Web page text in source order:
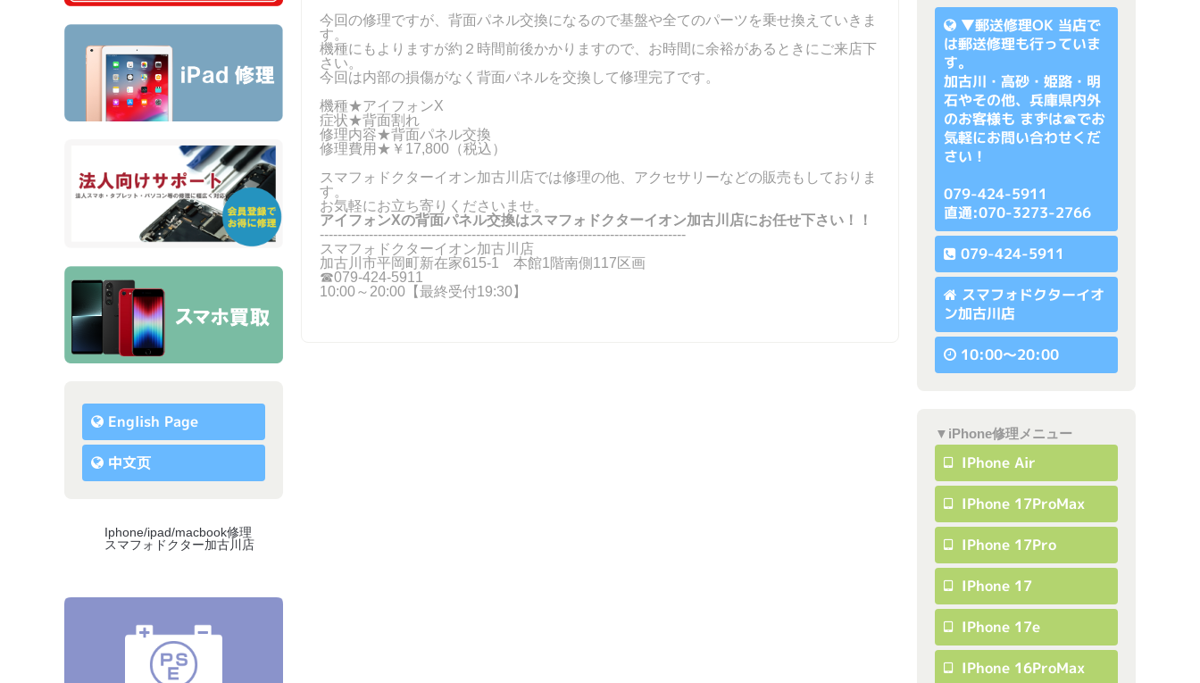
English Page
中文页
Iphone/ipad/macbook修理
スマフォドクター加古川店
今回の修理ですが、背面パネル交換になるので基盤や全てのパーツを乗せ換えていきま
す。
機種にもよりますが約２時間前後かかりますので、お時間に余裕があるときにご来店下
さい。
今回は内部の損傷がなく背面パネルを交換して修理完了です。
機種★アイフォンX
症状★背面割れ
修理内容★背面パネル交換
修理費用★￥17,800（税込）
スマフォドクターイオン加古川店では修理の他、アクセサリーなどの販売もしておりま
す。
お気軽にお立ち寄りくださいませ。
アイフォンXの背面パネル交換はスマフォドクターイオン加古川店にお任せ下さい！！
----------------------------------------------------------------------------------
スマフォドクターイオン加古川店
加古川市平岡町新在家615-1 本館1階南側117区画
☎079-424‐5911
10:00～20:00【最終受付19:30】
▼郵送修理OK 当店で
は郵送修理も行っていま
す。
加古川・高砂・姫路・明
石やその他、兵庫県内外
のお客様も まずは☎でお
気軽にお問い合わせくだ
さい！
079-424-5911
直通:070-3273-2766
079-424-5911
スマフォドクターイオ
ン加古川店
10:00〜20:00
▼iPhone修理メニュー
IPhone Air
IPhone 17ProMax
IPhone 17Pro
IPhone 17
IPhone 17e
IPhone 16ProMax